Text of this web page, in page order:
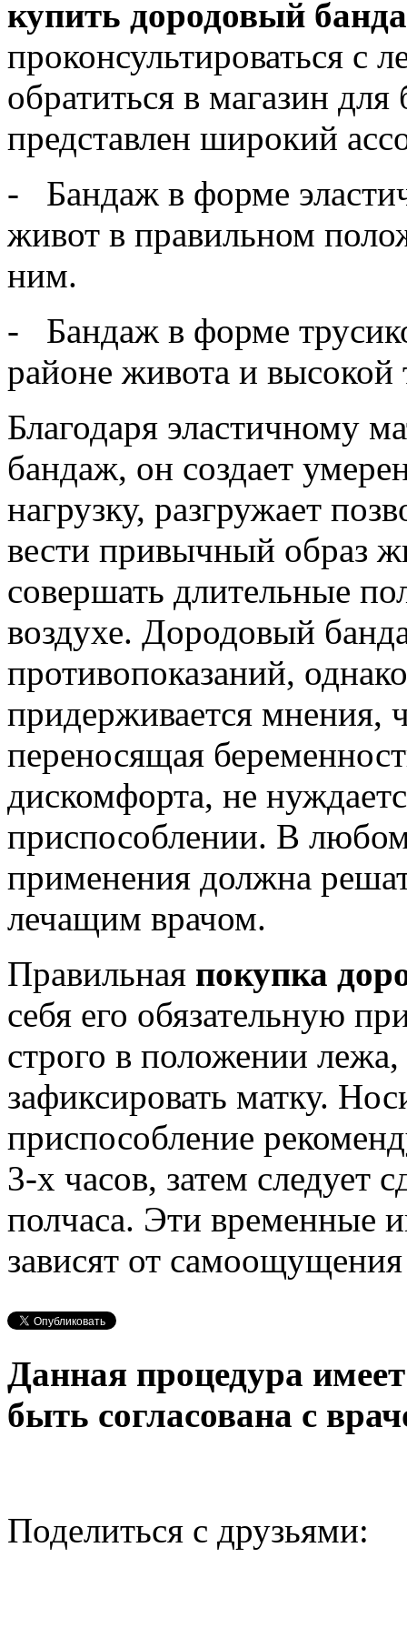
купить дородовый
проконсультироваться с
обратиться в магазин
представлен широкий
- Бандаж в форме
живот в правильном
ним.
- Бандаж в форме
районе живота и высокой
Благодаря эластичному
бандаж, он создает
нагрузку, разгружает
вести привычный образ
совершать длительные
воздухе. Дородовый
противопоказаний,
придерживается мнения,
переносящая
дискомфорта, не
приспособлении. В
применения должна
лечащим врачом.
Правильная покупка
себя его обязательную
строго в положении
зафиксировать матку.
приспособление
3-х часов, затем следует
полчаса. Эти временные
зависят от
Данная процедура
быть согласована с
Поделиться с друзьями: